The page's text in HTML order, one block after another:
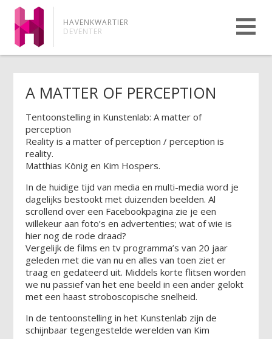
HAVENKWARTIER
DEVENTER
A MATTER OF PERCEPTION
Tentoonstelling in Kunstenlab: A matter of
perception
Reality is a matter of perception / perception is
reality.
Matthias König en Kim Hospers.
In de huidige tijd van media en multi-media word je
dagelijks bestookt met duizenden beelden. Al
scrollend over een Facebookpagina zie je een
willekeur aan foto’s en advertenties; wat of wie is
hier nog de rode draad?
Vergelijk de films en tv programma’s van 20 jaar
geleden met die van nu en alles van toen ziet er
traag en gedateerd uit. Middels korte flitsen worden
we nu passief van het ene beeld in een ander gelokt
met een haast stroboscopische snelheid.
In de tentoonstelling in het Kunstenlab zijn de
schijnbaar tegengestelde werelden van Kim